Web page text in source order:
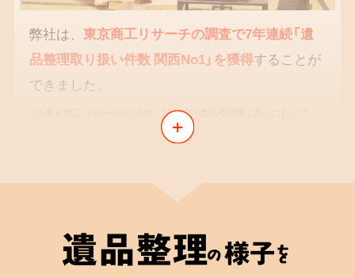
弊社は、東京商工リサーチの調査で7年連続「遺
品整理取り扱い件数 関西No1」を獲得することが
できました。
※1東京商工リサーチ2019年～2025年「遺品整理業」調べにおいて
2 遺品整理士 が在籍
遺品整理の様子を